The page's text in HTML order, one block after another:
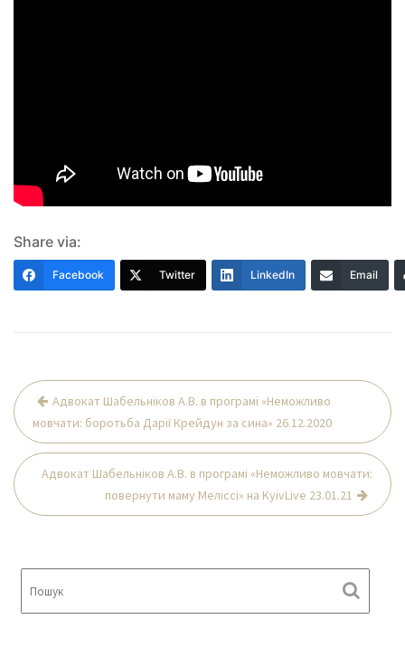
Share via:
Facebook Twitter LinkedIn Email
Навігація
записів
Адвокат Шабельніков А.В. в програмі «Неможливо
мовчати: боротьба Дарії Крейдун за сина» 26.12.2020
Адвокат Шабельніков А.В. в програмі «Неможливо мовчати:
повернути маму Меліссі» на KyivLive 23.01.21